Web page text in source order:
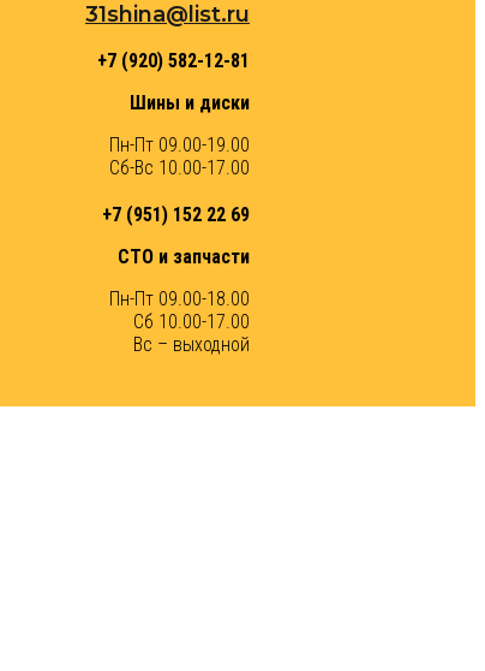
31shina@list.ru
+7 (920) 582-12-81
Шины и диски
Пн-Пт 09.00-19.00
Сб-Вс 10.00-17.00
+7 (951) 152 22 69
СТО и запчасти
Пн-Пт 09.00-18.00
Сб 10.00-17.00
Вс – выходной